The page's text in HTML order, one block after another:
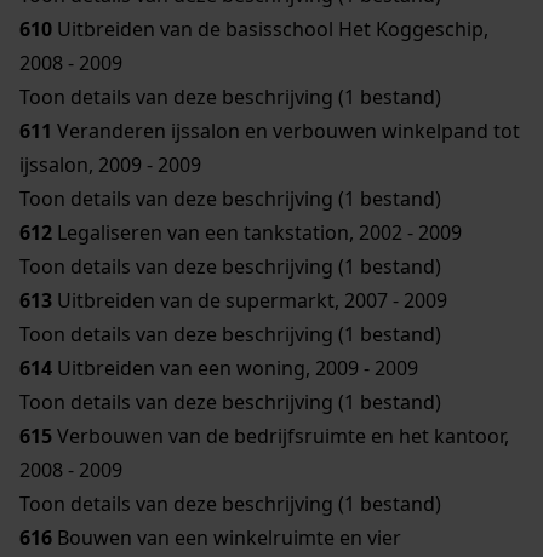
610 Uitbreiden van de basisschool Het Koggeschip,
2008 - 2009
Toon details van deze beschrijving (1 bestand)
611 Veranderen ijssalon en verbouwen winkelpand tot
ijssalon, 2009 - 2009
Toon details van deze beschrijving (1 bestand)
612 Legaliseren van een tankstation, 2002 - 2009
Toon details van deze beschrijving (1 bestand)
613 Uitbreiden van de supermarkt, 2007 - 2009
Toon details van deze beschrijving (1 bestand)
614 Uitbreiden van een woning, 2009 - 2009
Toon details van deze beschrijving (1 bestand)
615Verbouwen van de bedrijfsruimte en het kantoor,
2008 - 2009
Toon details van deze beschrijving (1 bestand)
616 Bouwen van een winkelruimte en vier